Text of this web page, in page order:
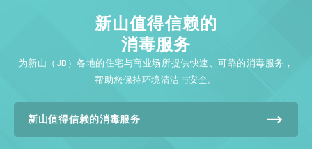
查看
新山值得信赖的
消毒服务
为新山（JB）各地的住宅与商业场所提供快速、可靠的消毒服务，
帮助您保持环境清洁与安全。
新山值得信赖的消毒服务